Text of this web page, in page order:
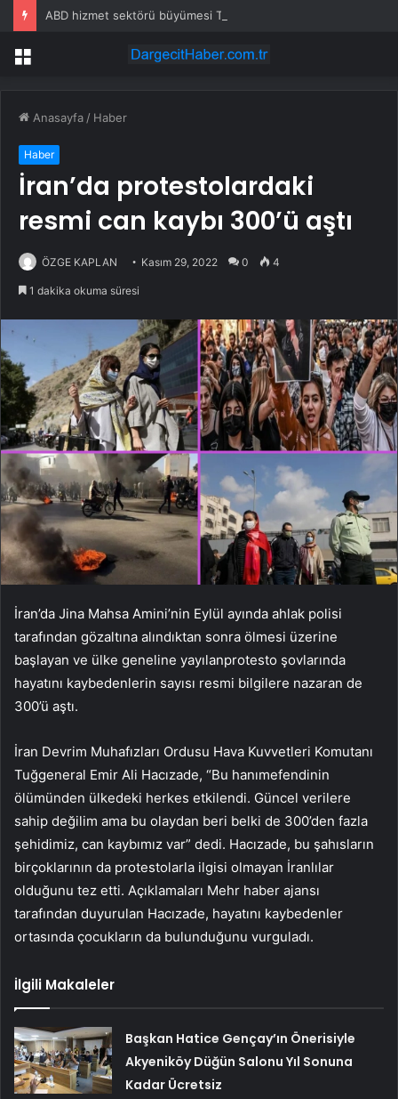
Menü
Anasayfa / Haber
Haber
İran’da protestolardaki
resmi can kaybı 300’ü aştı
ÖZGE KAPLAN Kasım 29, 2022 0 4
1 dakika okuma süresi
İran’da Jina Mahsa Amini’nin Eylül ayında ahlak polisi
tarafından gözaltına alındıktan sonra ölmesi üzerine
başlayan ve ülke geneline yayılanprotesto şovlarında
hayatını kaybedenlerin sayısı resmi bilgilere nazaran de
300’ü aştı.
İran Devrim Muhafızları Ordusu Hava Kuvvetleri Komutanı
Tuğgeneral Emir Ali Hacızade, “Bu hanımefendinin
ölümünden ülkedeki herkes etkilendi. Güncel verilere
sahip değilim ama bu olaydan beri belki de 300’den fazla
şehidimiz, can kaybımız var” dedi. Hacızade, bu şahısların
birçoklarının da protestolarla ilgisi olmayan İranlılar
olduğunu tez etti. Açıklamaları Mehr haber ajansı
tarafından duyurulan Hacızade, hayatını kaybedenler
ortasında çocukların da bulunduğunu vurguladı.
İlgili Makaleler
Başkan Hatice Gençay’ın Önerisiyle
Akyeniköy Düğün Salonu Yıl Sonuna
Kadar Ücretsiz